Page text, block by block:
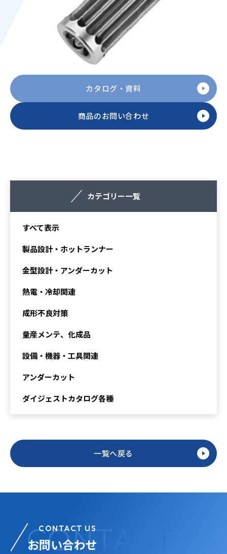
カタログ・資料
商品のお問い合わせ
カテゴリー一覧
すべて表示
製品設計・ホットランナー
金型設計・アンダーカット
熱電・冷却関連
成形不良対策
量産メンテ、化成品
設備・機器・工具関連
アンダーカット
ダイジェストカタログ各種
一覧へ戻る
CONTACT US
お問い合わせ